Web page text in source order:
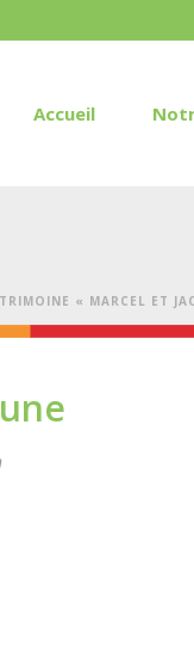
Accueil
« MARCEL ET